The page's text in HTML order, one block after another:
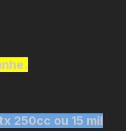
250cc ou 15 mil